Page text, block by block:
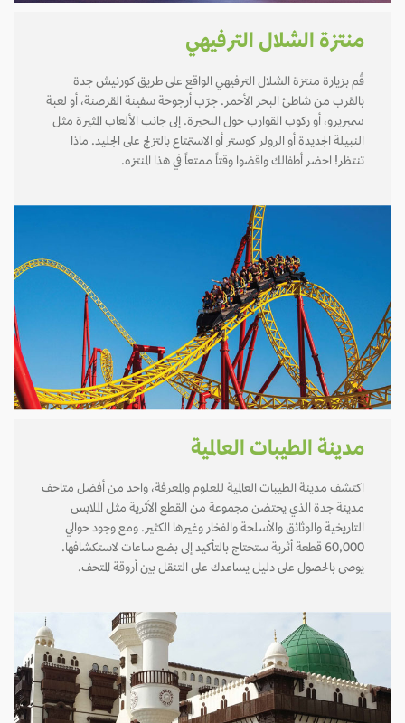
منتزة الشلال الترفيهي
قُم بزيارة منتزة الشلال الترفيهي الواقع على طريق كورنيش جدة
بالقرب من شاطئ البحر الأحمر. جرّب أرجوحة سفينة القرصنة، أو لعبة
سمبريرو، أو ركوب القوارب حول البحيرة. إلى جانب الألعاب المثيرة مثل
النبيلة الجديدة أو الرولر كوستر أو الاستمتاع بالتزلج على الجليد. ماذا
تنتظر! احضر أطفالك واقضوا وقتاً ممتعاً في هذا المنتزه.
مدينة الطيبات العالمية
اكتشف مدينة الطيبات العالمية للعلوم والمعرفة، واحد من أفضل متاحف
مدينة جدة الذي يحتضن مجموعة من القطع الأثرية مثل الملابس
التاريخية والوثائق والأسلحة والفخار وغيرها الكثير. ومع وجود حوالي
60,000 قطعة أثرية ستحتاج بالتأكيد إلى بضع ساعات لاستكشافها.
يوصى بالحصول على دليل يساعدك على التنقل بين أروقة المتحف.